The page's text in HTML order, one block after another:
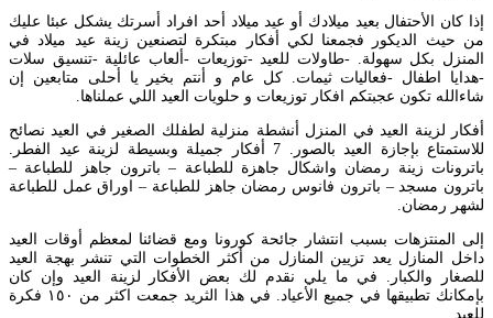
إذا كان الأحتفال بعيد ميلادك أو عيد ميلاد أحد افراد أسرتك يشكل عبئا عليك
من حيث الديكور فجمعنا لكي أفكار مبتكرة لتصنعين زينة عيد ميلاد في
المنزل بكل سهولة. -طاولات للعيد -توزيعات -ألعاب عائلية -تنسيق سلات
-هدايا اطفال -فعاليات ثيمات. كل عام و أنتم بخير يا أحلى متابعين إن
شاءالله تكون عجبتكم افكار توزيعات و حلويات العيد اللي عملناها.
أفكار لزينة العيد في المنزل أنشطة منزلية لطفلك الصغير في العيد نصائح
للاستمتاع بإجازة العيد بالصور. 7 أفكار جميلة وبسيطة لزينة عيد الفطر.
باترونات زينة رمضان واشكال جاهزة للطباعة – باترون جاهز للطباعة –
باترون مسجد – باترون فانوس رمضان جاهز للطباعة – اوراق عمل للطباعة
لشهر رمضان.
إلى المنتزهات بسبب انتشار جائحة كورونا ومع قضائنا لمعظم أوقات العيد
داخل المنازل يعد تزيين المنازل من أكثر الخطوات التي تنشر بهجة العيد
للصغار والكبار. في ما يلي نقدم لك بعض الأفكار لزينة العيد وإن كان
بإمكانك تطبيقها في جميع الأعياد. في هذا الثريد جمعت اكثر من ١٥٠ فكرة
للعيد.